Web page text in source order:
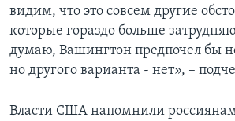
видим, что это совсем другие
которые гораздо больше
думаю, Вашингтон предпочел бы
но другого варианта - нет», –
Власти США напомнили россиянам